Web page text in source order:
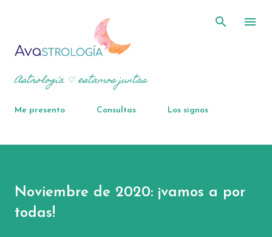
Astrología ♡ estamos juntas
Me presento Consultas Los signos
Noviembre de 2020: ¡vamos a por
todas!